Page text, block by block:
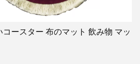
ースター 布のマット 飲み物 マッ